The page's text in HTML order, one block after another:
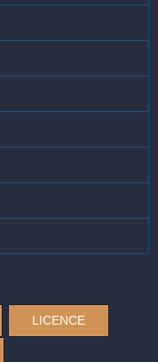
LICENCE